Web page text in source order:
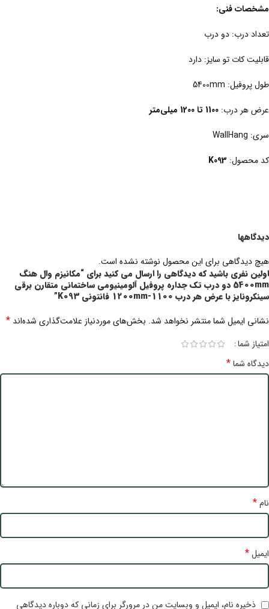
مشخصات فنی:
تعداد درب: دو درب
قابلیت کات تو سایز: دارد
طول پروفیل: 5400mm
عرض هر درب: 1100 تا 1200 میلی‌متر
سری: WallHang
کد محصول: K093
دیدگاهها
هیچ دیدگاهی برای این محصول نوشته نشده است.
اولین نفری باشید که دیدگاهی را ارسال می کنید برای “مکانیزم وال هنگ
5400mm دو درب تک جداره پروفیل آلومینیومی ساختمانی متقارن برقی
سینکرونایز با عرض هر درب 1100-1200mm فانتونی K093”
نشانی ایمیل شما منتشر نخواهد شد. بخش‌های موردنیاز علامت‌گذاری شده‌اند *
امتیاز شما
دیدگاه شما*
نام*
ایمیل*
ذخیره نام، ایمیل و وبسایت من در مرورگر برای زمانی که دوباره دیدگاهی